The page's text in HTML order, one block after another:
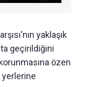
yaklaşık
geçirildiğini
özen
yerlerine